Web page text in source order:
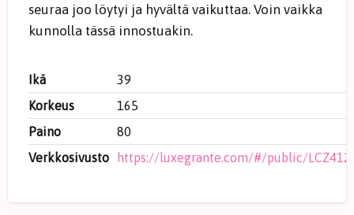
seuraa joo löytyi ja hyvältä vaikuttaa. Voin vaikka
kunnolla tässä innostuakin.
Ikä
39
Korkeus
165
Paino
80
Verkkosivusto
https://luxegrante.com/#/public/